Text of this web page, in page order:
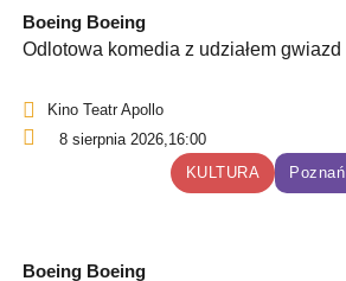
Boeing Boeing
Odlotowa komedia z udziałem gwiazd
Kino Teatr Apollo
8 sierpnia 2026,16:00
KULTURA
Poznań
Boeing Boeing